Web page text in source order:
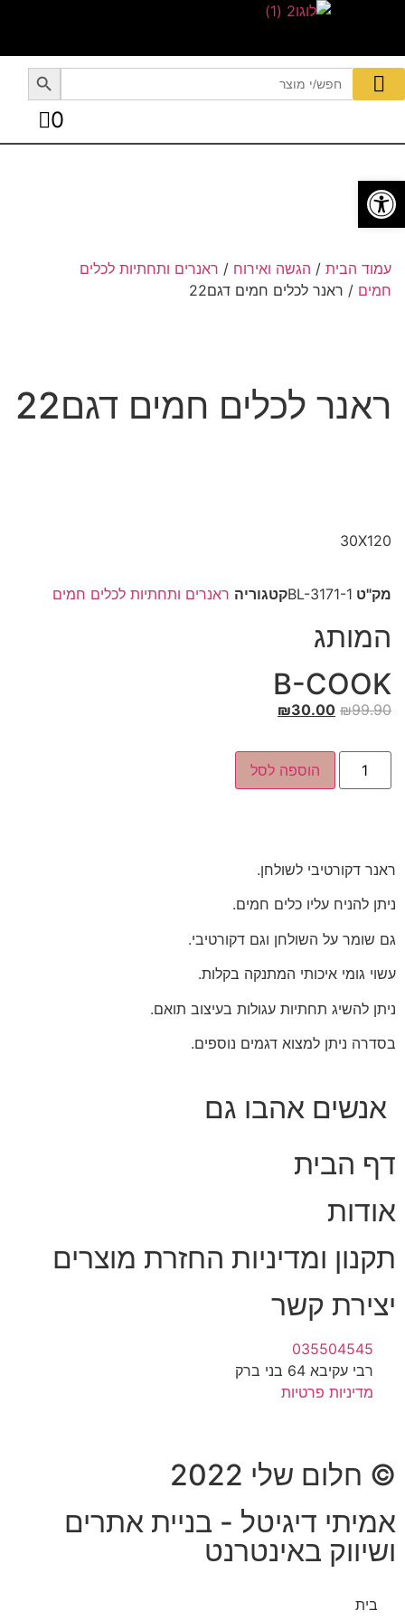
Search
for:
Search Button
0
עמוד הבית / הגשה ואירוח / ראנרים ותחתיות לכלים
חמים / ראנר לכלים חמים דגם22
ראנר לכלים חמים דגם22
30X120
מק"ט BL-3171-1קטגוריה ראנרים ותחתיות לכלים חמים
המותג
B-COOK
₪99.90
₪30.00
הוספה לסל
ראנר דקורטיבי לשולחן.
ניתן להניח עליו כלים חמים.
גם שומר על השולחן וגם דקורטיבי.
עשוי גומי איכותי המתנקה בקלות.
ניתן להשיג תחתיות עגולות בעיצוב תואם.
בסדרה ניתן למצוא דגמים נוספים.
אנשים אהבו גם
דף הבית
אודות
תקנון ומדיניות החזרת מוצרים
יצירת קשר
035504545
רבי עקיבא 64 בני ברק
מדיניות פרטיות
© חלום שלי 2022
אמיתי דיגיטל - בניית אתרים
ושיווק באינטרנט
בית
פתח סרגל נגישות